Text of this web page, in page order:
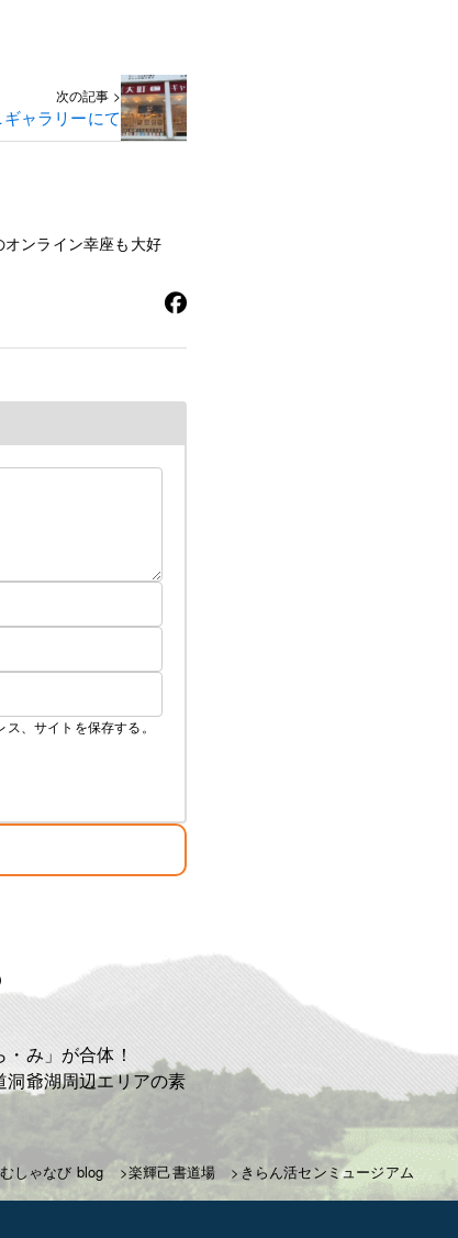
次の記事 >
ャラリーにて
ンライン幸座も大好
、サイトを保存する。
み」が合体！
爺湖周辺エリアの素
むしゃなび blog 楽輝己書道場 きらん活センミュージアム